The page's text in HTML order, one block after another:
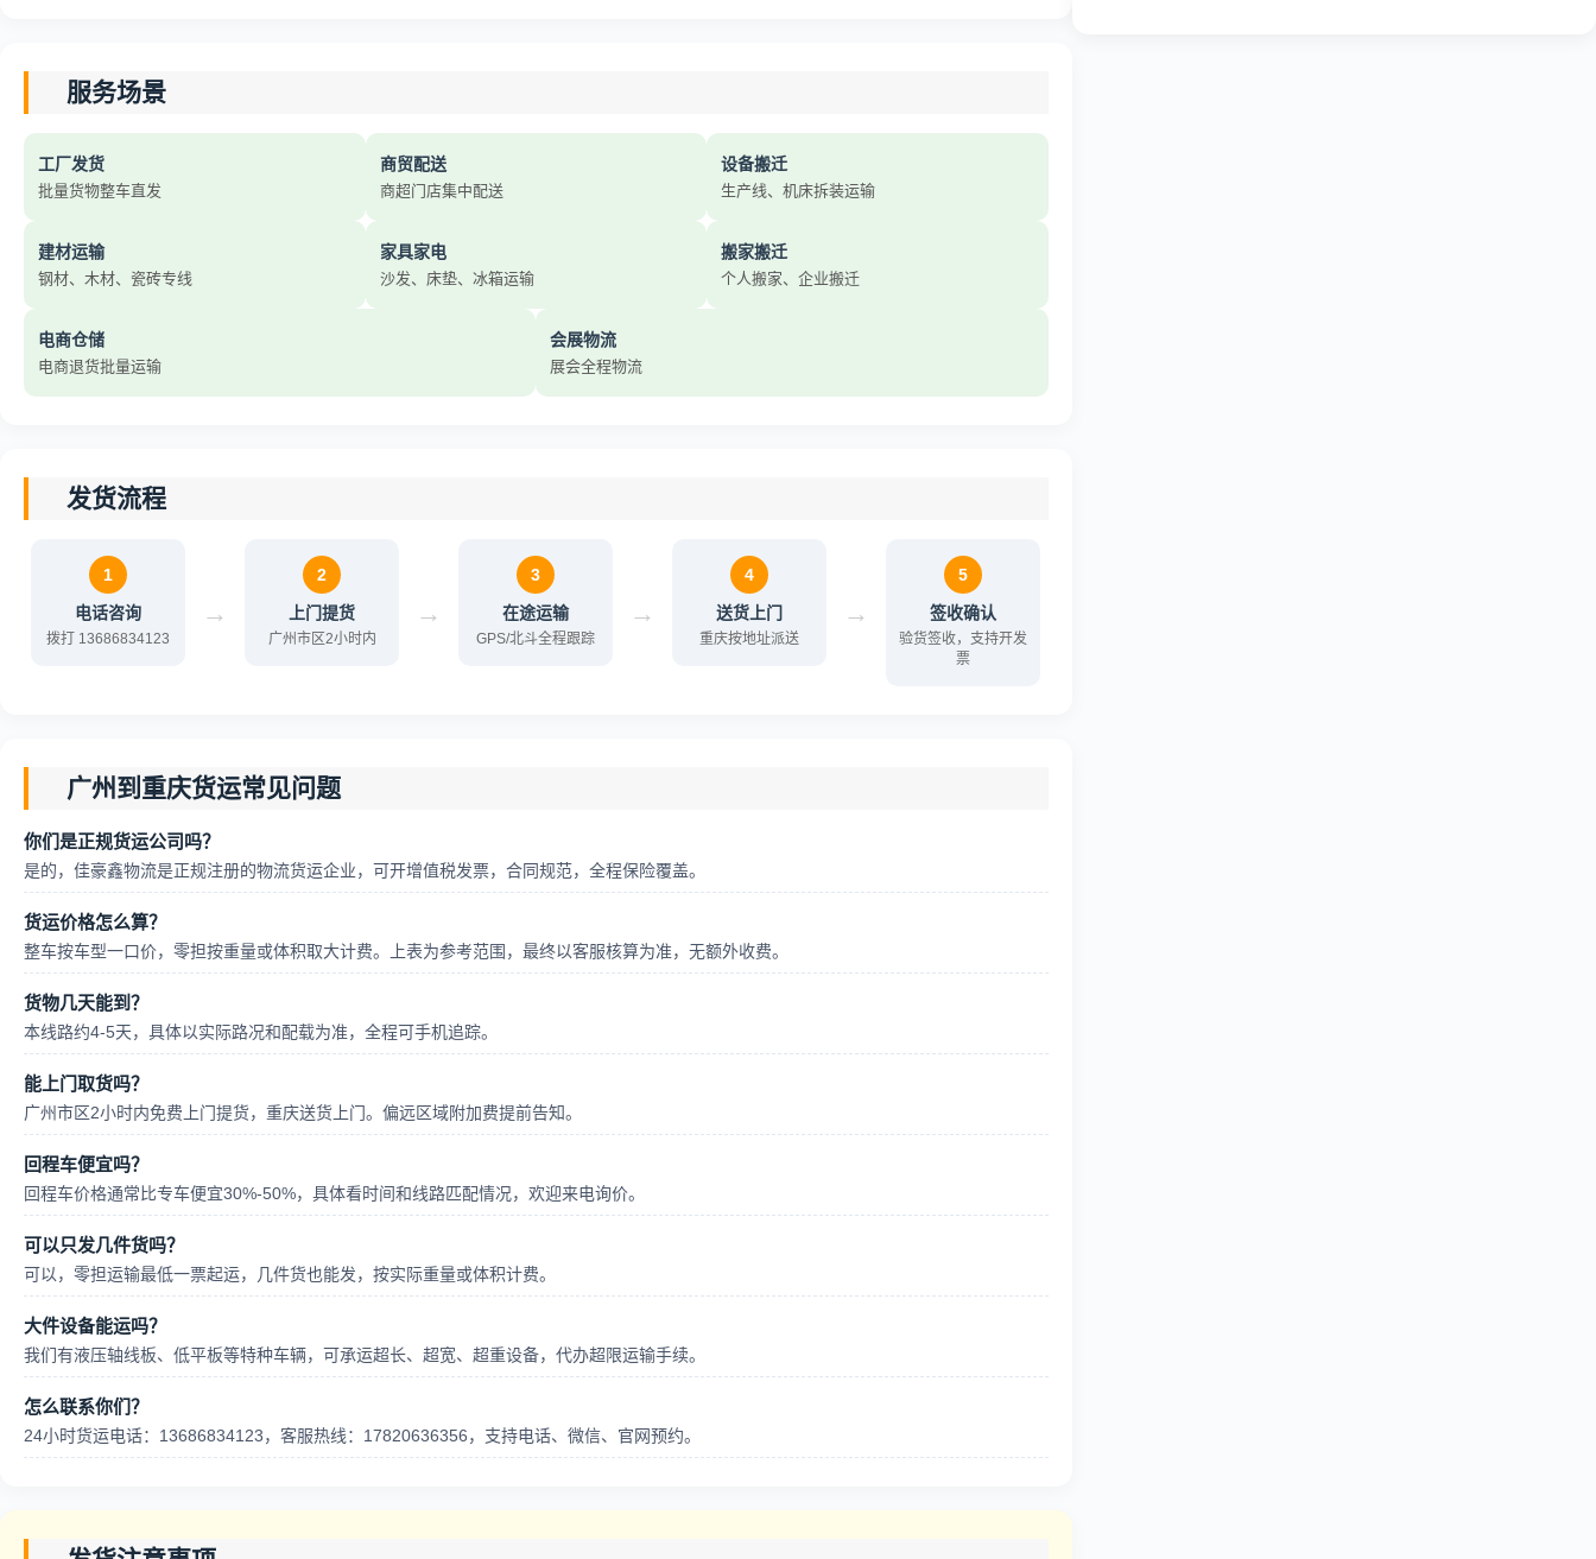
服务场景
工厂发货
批量货物整车直发
商贸配送
商超门店集中配送
设备搬迁
生产线、机床拆装运输
建材运输
钢材、木材、瓷砖专线
家具家电
沙发、床垫、冰箱运输
搬家搬迁
个人搬家、企业搬迁
电商仓储
电商退货批量运输
会展物流
展会全程物流
发货流程
1
电话咨询
拨打 13686834123
→
2
上门提货
广州市区2小时内
→
3
在途运输
GPS/北斗全程跟踪
→
4
送货上门
重庆按地址派送
→
5
签收确认
验货签收，支持开发
票
广州到重庆货运常见问题
你们是正规货运公司吗？
是的，佳豪鑫物流是正规注册的物流货运企业，可开增值税发票，合同规范，全程保险覆盖。
货运价格怎么算？
整车按车型一口价，零担按重量或体积取大计费。上表为参考范围，最终以客服核算为准，无额外收费。
货物几天能到？
本线路约4-5天，具体以实际路况和配载为准，全程可手机追踪。
能上门取货吗？
广州市区2小时内免费上门提货，重庆送货上门。偏远区域附加费提前告知。
回程车便宜吗？
回程车价格通常比专车便宜30%-50%，具体看时间和线路匹配情况，欢迎来电询价。
可以只发几件货吗？
可以，零担运输最低一票起运，几件货也能发，按实际重量或体积计费。
大件设备能运吗？
我们有液压轴线板、低平板等特种车辆，可承运超长、超宽、超重设备，代办超限运输手续。
怎么联系你们？
24小时货运电话：13686834123，客服热线：17820636356，支持电话、微信、官网预约。